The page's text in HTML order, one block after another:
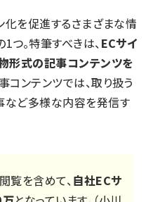
化を促進するさまざまな情
。特筆すべきは、ECサイ
形式の記事コンテンツを
コンテンツでは、取り扱う
など多様な内容を発信す
覧を含めて、自社ECサ